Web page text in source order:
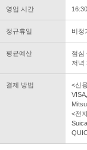
영업 시간
정규휴일 비정
평균예산
점심
저녁
결제 방법
<신
<전